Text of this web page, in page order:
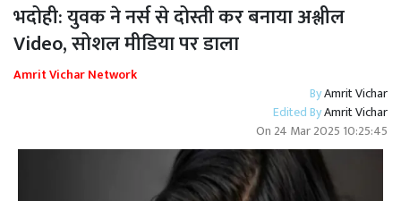
भदोही: युवक ने नर्स से दोस्ती कर बनाया अश्लील
Video, सोशल मीडिया पर डाला
Amrit Vichar Network
ByAmrit Vichar
Edited ByAmrit Vichar
On 24 Mar 2025 10:25:45